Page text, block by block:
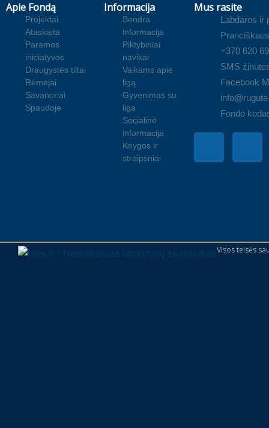
Apie Fondą
Projektai
Ataskaita
Paramos
iniciatyvos
Draugystės tiltai
Rėmėjai
Savanoriai
Spaudoje
Informacija
Bendra
informacija
Piktybiniai
navikai
Vaikams apie
ligą
Gyvenimas su
liga
Socialinė
informacija
Knygos ir
straipsniai
Mus rasite
Labdaros ir
+370 620
SMS
Facebook
Fondo
Visos teisės